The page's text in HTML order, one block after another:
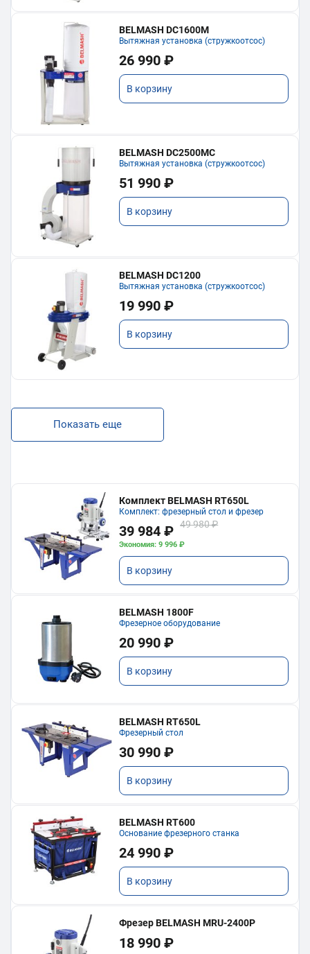
BELMASH DC1600M
Вытяжная установка (стружкоотсос)
26 990 ₽
В корзину
BELMASH DC2500MC
Вытяжная установка (стружкоотсос)
51 990 ₽
В корзину
BELMASH DC1200
Вытяжная установка (стружкоотсос)
19 990 ₽
В корзину
Показать еще
Комплект BELMASH RT650L
Комплект: фрезерный стол и фрезер
39 984 ₽ 49 980 ₽
Экономия: 9 996 ₽
В корзину
BELMASH 1800F
Фрезерное оборудование
20 990 ₽
В корзину
BELMASH RT650L
Фрезерный стол
30 990 ₽
В корзину
BELMASH RT600
Основание фрезерного станка
24 990 ₽
В корзину
Фрезер BELMASH MRU-2400P
18 990 ₽